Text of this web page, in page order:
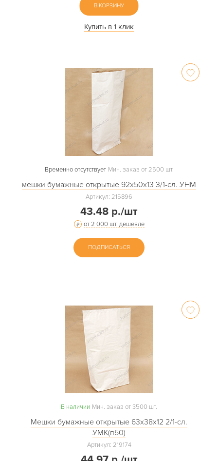
В КОРЗИНУ
Купить в 1 клик
Временно отсутствует Мин. заказ от 2500 шт.
мешки бумажные открытые 92х50х13 3/1-сл. УНМ
Артикул: 215896
43.48 р./шт
от 2 000 шт. дешевле
ПОДПИСАТЬСЯ
В наличии Мин. заказ от 3500 шт.
Мешки бумажные открытые 63х38х12 2/1-сл.
УМК(п50)
Артикул: 219174